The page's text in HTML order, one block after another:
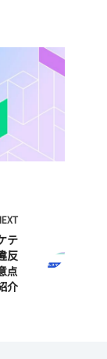
テ
反
点
介